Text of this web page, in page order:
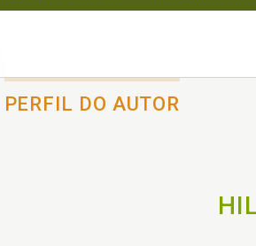
PERFIL DO AUTOR